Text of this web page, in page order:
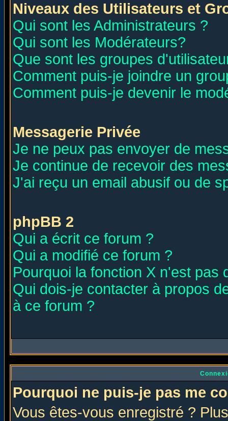
Niveaux des Utilisateurs et
Qui sont les Administrateurs ?
Qui sont les Modérateurs?
Que sont les groupes
Comment puis-je joindre un
Comment puis-je devenir le
Messagerie Privée
Je ne peux pas envoyer de
Je continue de recevoir des
J'ai reçu un email abusif ou de
phpBB 2
Qui a écrit ce forum ?
Qui a modifié ce forum ?
Pourquoi la fonction X n'est pas
Qui dois-je contacter à propos
à ce forum ?
Pourquoi ne puis-je pas me
Vous êtes-vous enregistré ?